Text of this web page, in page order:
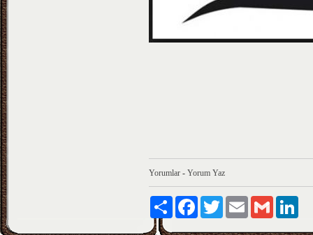
Yorumlar - Yorum Yaz
Paylaş FacebookTwitter Email Gmail